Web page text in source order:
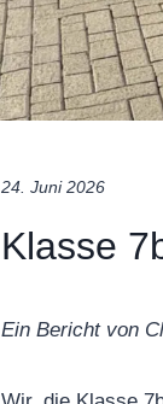
24. Juni 2026
Klasse
Ein Bericht von